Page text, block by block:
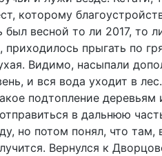
которому
был весной то ли 2017, то
прыгать по
Видимо, насыпали
и вся вода уходит в
подтопление
в дальнюю
но потом понял, что там,
Вернулся к